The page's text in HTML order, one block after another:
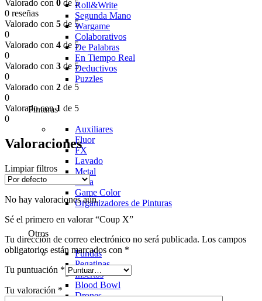
Roll&Write
Segunda Mano
Wargame
Colaborativos
De Palabras
En Tiempo Real
Deductivos
Puzzles
Pinturas
Auxiliares
Fluor
FX
Lavado
Metal
Tinta
Game Color
Organizadores de Pinturas
Otros
Fundas
Pegatinas
Insertos
Blood Bowl
Drones
Valorado con 0 de 5
0 reseñas
Valorado con 5 de 5
0
Valorado con 4 de 5
0
Valorado con 3 de 5
0
Valorado con 2 de 5
0
Valorado con1 de 5
0
Valoraciones
Limpiar filtros
No hay valoraciones aún.
Sé el primero en valorar “Coup X”
Tu dirección de correo electrónico no será publicada. Los campos
obligatorios están marcados con *
Tu puntuación *
Tu valoración *